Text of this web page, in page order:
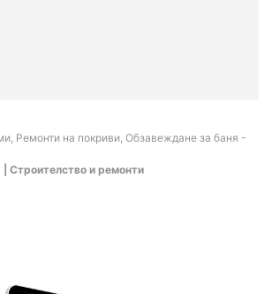
Ремонти на покриви, Обзавеждане за баня -
и ремонти